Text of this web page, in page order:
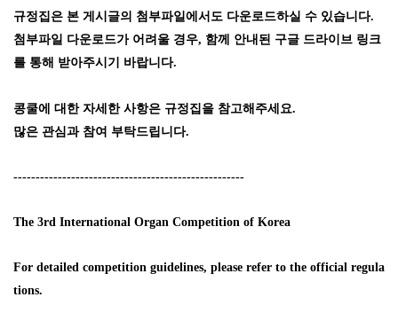
규정집은 본 게시글의 첨부파일에서도 다운로드하실 수 있습니다.
첨부파일 다운로드가 어려울 경우, 함께 안내된 구글 드라이브 링크
를 통해 받아주시기 바랍니다.
콩쿨에 대한 자세한 사항은 규정집을 참고해주세요.
많은 관심과 참여 부탁드립니다.
----------------------------------------------------
The 3rd International Organ Competition of Korea
For detailed competition guidelines, please refer to the official regula
tions.